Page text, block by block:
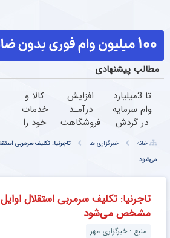
مطالب پیشنهادی
تا 3میلیارد
وام سرمایه
در گردش
=>
فروشگاهت
رو ثبت
افزایش
درآمـد
فروشگاهت
کن
کالا و
خدمات
خود را
صورت
بفروشید
خانه خبرگزاری ها
تاجرنیا: تکلیف سرمربی
می‌شود
تاجرنیا: تکلیف سرمربی استقلال
مشخص می‌شود
منبع : خبرگزاری مهر